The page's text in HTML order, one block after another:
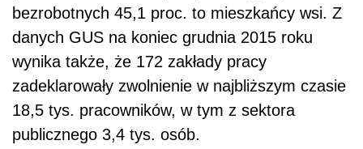
bezrobotnych 45,1 proc. to mieszkańcy wsi. Z
danych GUS na koniec grudnia 2015 roku
wynika także, że 172 zakłady pracy
zadeklarowały zwolnienie w najbliższym czasie
18,5 tys. pracowników, w tym z sektora
publicznego 3,4 tys. osób.